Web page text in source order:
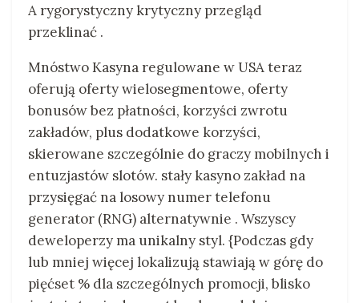
A rygorystyczny krytyczny przegląd
przeklinać .
Mnóstwo Kasyna regulowane w USA teraz
oferują oferty wielosegmentowe, oferty
bonusów bez płatności, korzyści zwrotu
zakładów, plus dodatkowe korzyści,
skierowane szczególnie do graczy mobilnych i
entuzjastów slotów. stały kasyno zakład na
przysięgać na losowy numer telefonu
generator (RNG) alternatywnie . Wszyscy
deweloperzy ma unikalny styl. {Podczas gdy
lub mniej więcej lokalizują stawiają w górę do
pięćset % dla szczególnych promocji, blisko